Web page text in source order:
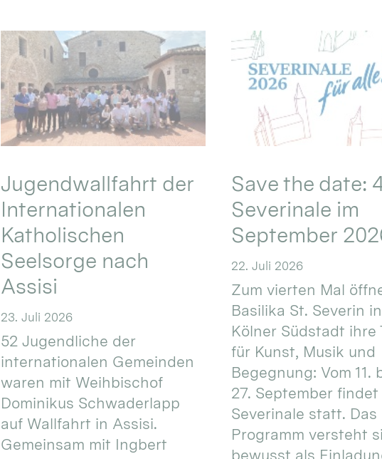
Jugendwallfahrt der
Internationalen
Katholischen
Seelsorge nach
Assisi
23. Juli 2026
52 Jugendliche der
internationalen Gemeinden
waren mit Weihbischof
Dominikus Schwaderlapp
auf Wallfahrt in Assisi.
Gemeinsam mit Ingbert
Save the date:
Severinale im
September
22. Juli 2026
Zum vierten Mal
Basilika St. Severin
Kölner Südstadt ihre
für Kunst, Musik und
Begegnung: Vom 11.
27. September
Severinale statt. Das
Programm versteht
bewusst als